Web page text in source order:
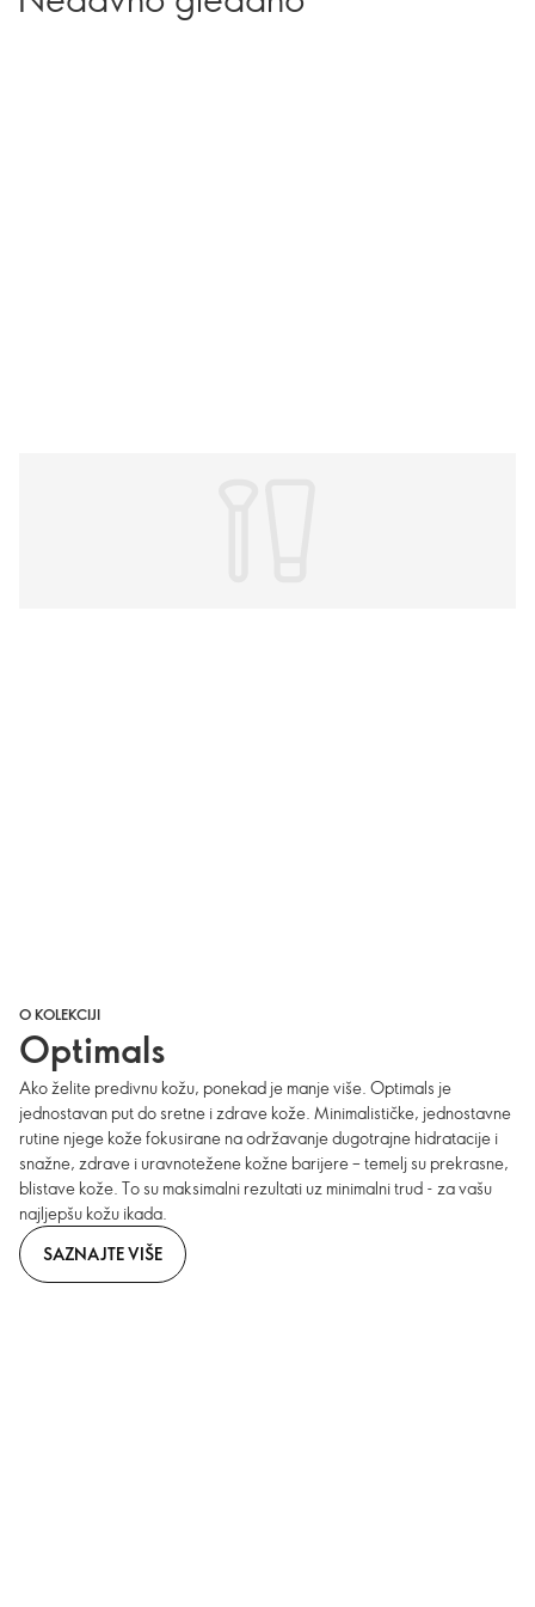
O KOLEKCIJI
Optimals
Ako želite predivnu kožu, ponekad je manje više. Optimals je
jednostavan put do sretne i zdrave kože. Minimalističke, jednostavne
rutine njege kože fokusirane na održavanje dugotrajne hidratacije i
snažne, zdrave i uravnotežene kožne barijere – temelj su prekrasne,
blistave kože. To su maksimalni rezultati uz minimalni trud - za vašu
najljepšu kožu ikada.
SAZNAJTE VIŠE